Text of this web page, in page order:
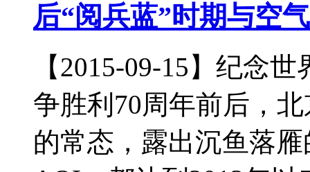
后“阅兵蓝”时期与空
【2015-09-15】纪念
争胜利70周年前后，
的常态，露出沉鱼落